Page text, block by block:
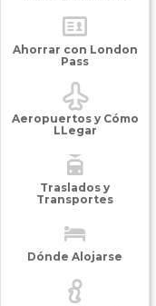
Ahorrar con London
Pass
Aeropuertos y Cómo
LLegar
Traslados y
Transportes
Dónde Alojarse